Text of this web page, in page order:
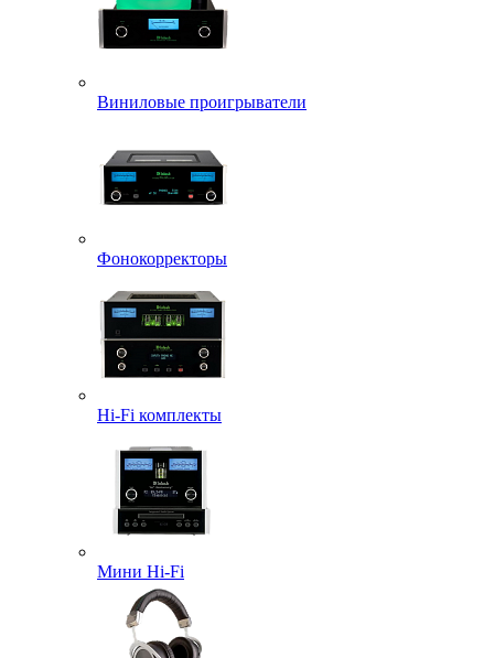
Виниловые проигрыватели
Фонокорректоры
Hi-Fi комплекты
Мини Hi-Fi